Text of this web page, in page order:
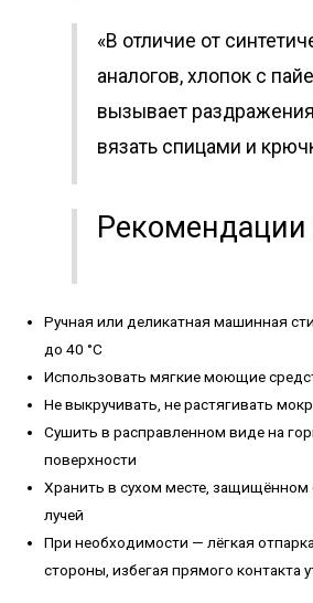
«В отличие от
аналогов, хлопок с
вызывает
вязать спицами и
Рекомендации
Ручная или деликатная машинная
до 40 °C
Использовать мягкие моющие
Не выкручивать, не растягивать
Сушить в расправленном виде на
поверхности
Хранить в сухом месте,
лучей
При необходимости — лёгкая
стороны, избегая прямого контакта